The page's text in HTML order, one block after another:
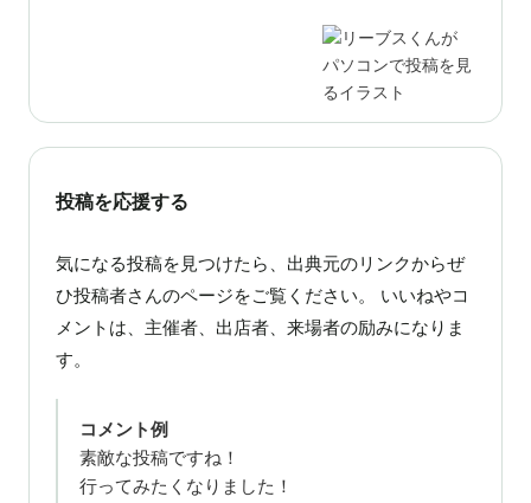
投稿を応援する
気になる投稿を見つけたら、出典元のリンクからぜ
ひ投稿者さんのページをご覧ください。 いいねやコ
メントは、主催者、出店者、来場者の励みになりま
す。
コメント例
素敵な投稿ですね！
行ってみたくなりました！